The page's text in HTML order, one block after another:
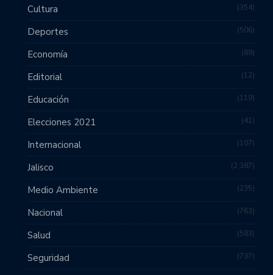
Cultura 354
Deportes 506
Economía 89
Editorial 12
Educación 119
Elecciones 2021 41
Internacional 107
Jalisco 2,387
Medio Ambiente 235
Nacional 763
Salud 583
Seguridad 737